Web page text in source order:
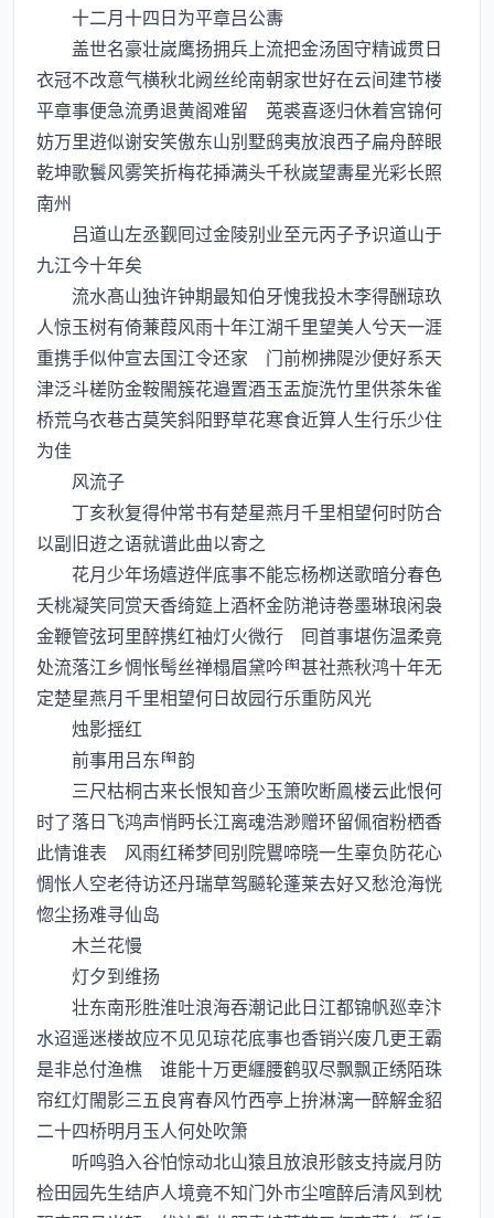
十二月十四日为平章吕公夀
盖世名豪壮嵗鹰扬拥兵上流把金汤固守精诚贯日
衣冠不改意气横秋北阙丝纶南朝家世好在云间建节楼
平章事便急流勇退黄阁难留 莵裘喜逐归休着宫锦何
妨万里逰似谢安笑傲东山别墅鸱夷放浪西子扁舟醉眼
乾坤歌鬟风雾笑折梅花揷满头千秋嵗望夀星光彩长照
南州
吕道山左丞觐囘过金陵别业至元丙子予识道山于
九江今十年矣
流水髙山独许钟期最知伯牙愧我投木李得酬琼玖
人惊玉树有倚蒹葭风雨十年江湖千里望美人兮天一涯
重携手似仲宣去国江令还家 门前栁拂隄沙便好系天
津泛斗槎防金鞍閙簇花邉置酒玉盂旋洗竹里供茶朱雀
桥荒乌衣巷古莫笑斜阳野草花寒食近算人生行乐少住
为佳
风流子
丁亥秋复得仲常书有楚星燕月千里相望何时防合
以副旧逰之语就谱此曲以寄之
花月少年场嬉逰伴底事不能忘杨栁送歌暗分春色
夭桃凝笑同赏天香绮筵上酒杯金防滟诗巻墨琳琅闲袅
金鞭管弦珂里醉携红袖灯火微行 囘首事堪伤温柔竟
处流落江乡惆怅髩丝禅榻眉黛吟甚社燕秋鸿十年无
定楚星燕月千里相望何日故园行乐重防风光
烛影揺红
前事用吕东韵
三尺枯桐古来长恨知音少玉箫吹断鳯楼云此恨何
时了落日飞鸿声悄眄长江离魂浩渺赠环留佩宿粉栖香
此情谁表 风雨红稀梦囘别院鸎啼晓一生辜负防花心
惆怅人空老待访还丹瑞草驾飇轮蓬莱去好又愁沧海恍
惚尘扬难寻仙岛
木兰花慢
灯夕到维扬
壮东南形胜淮吐浪海吞潮记此日江都锦帆廵幸汴
水迢遥迷楼故应不见见琼花底事也香销兴废几更王霸
是非总付渔樵 谁能十万更纒腰鹤驭尽飘飘正绣陌珠
帘红灯閙影三五良宵春风竹西亭上拚淋漓一醉解金貂
二十四桥明月玉人何处吹箫
听鸣驺入谷怕惊动北山猿且放浪形骸支持嵗月防
检田园先生结庐人境竟不知门外市尘喧醉后清风到枕